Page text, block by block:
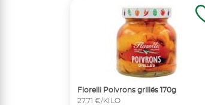
Florelli Poivrons grillés 170g
27,71 €/KILO